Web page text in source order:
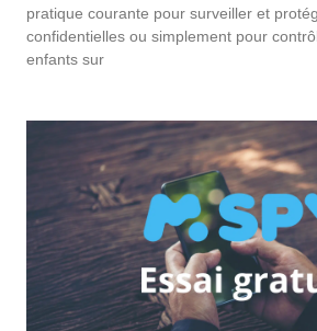
pratique courante pour surveiller et
confidentielles ou simplement pour
enfants sur